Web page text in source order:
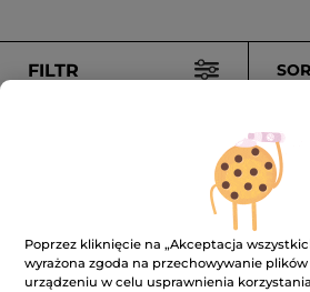
FILTR
Poprzez kliknięcie na „Akceptacja
wyrażona zgoda na przechowywanie
urządzeniu w celu usprawnienia